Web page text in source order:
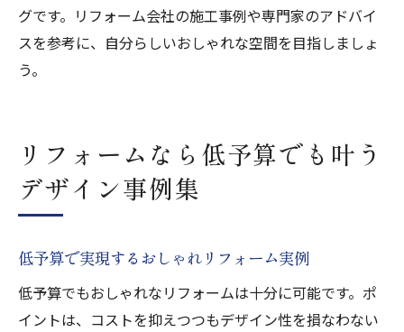
グです。リフォーム会社の施工事例や専門家のアドバイ
スを参考に、自分らしいおしゃれな空間を目指しましょ
う。
リフォームなら低予算でも叶う
デザイン事例集
低予算で実現するおしゃれリフォーム実例
低予算でもおしゃれなリフォームは十分に可能です。ポ
イントは、コストを抑えつつもデザイン性を損なわない